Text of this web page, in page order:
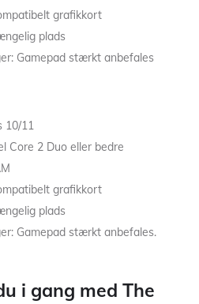
grafikkort
plads
Gamepad stærkt anbefales
10/11
Core 2 Duo eller bedre
grafikkort
plads
Gamepad stærkt anbefales.
i gang med The